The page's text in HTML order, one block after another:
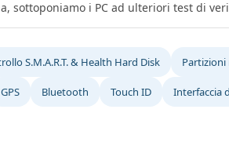
sottoponiamo i PC ad ulteriori test di
S.M.A.R.T. & Health Hard Disk
GPS Bluetooth Touch ID Interfaccia